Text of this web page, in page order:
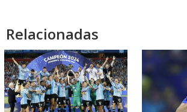
Relacionadas